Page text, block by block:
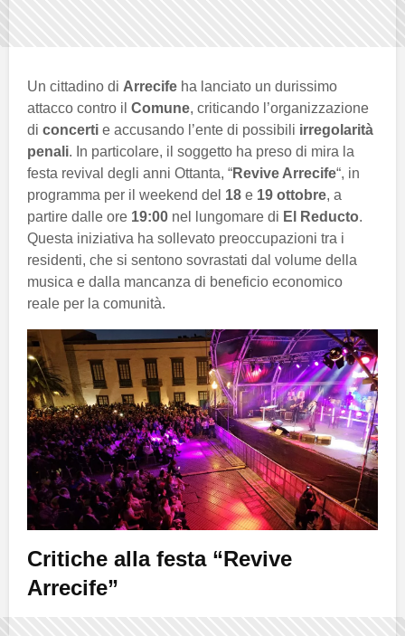
Un cittadino di Arrecife ha lanciato un durissimo
attacco contro il Comune, criticando l’organizzazione
di concerti e accusando l’ente di possibili irregolarità
penali. In particolare, il soggetto ha preso di mira la
festa revival degli anni Ottanta, “Revive Arrecife“, in
programma per il weekend del 18 e 19 ottobre, a
partire dalle ore 19:00 nel lungomare di El Reducto.
Questa iniziativa ha sollevato preoccupazioni tra i
residenti, che si sentono sovrastati dal volume della
musica e dalla mancanza di beneficio economico
reale per la comunità.
Critiche alla festa “Revive
Arrecife”